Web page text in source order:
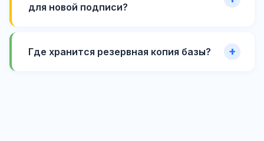
для новой подписи?
Где хранится резервная копия базы?